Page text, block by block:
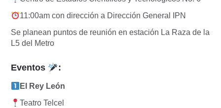
11:00am con dirección a Dirección General IPN
Se planean puntos de reunión en estación La Raza de la
L5 del Metro
Eventos :
El Rey León
Teatro Telcel